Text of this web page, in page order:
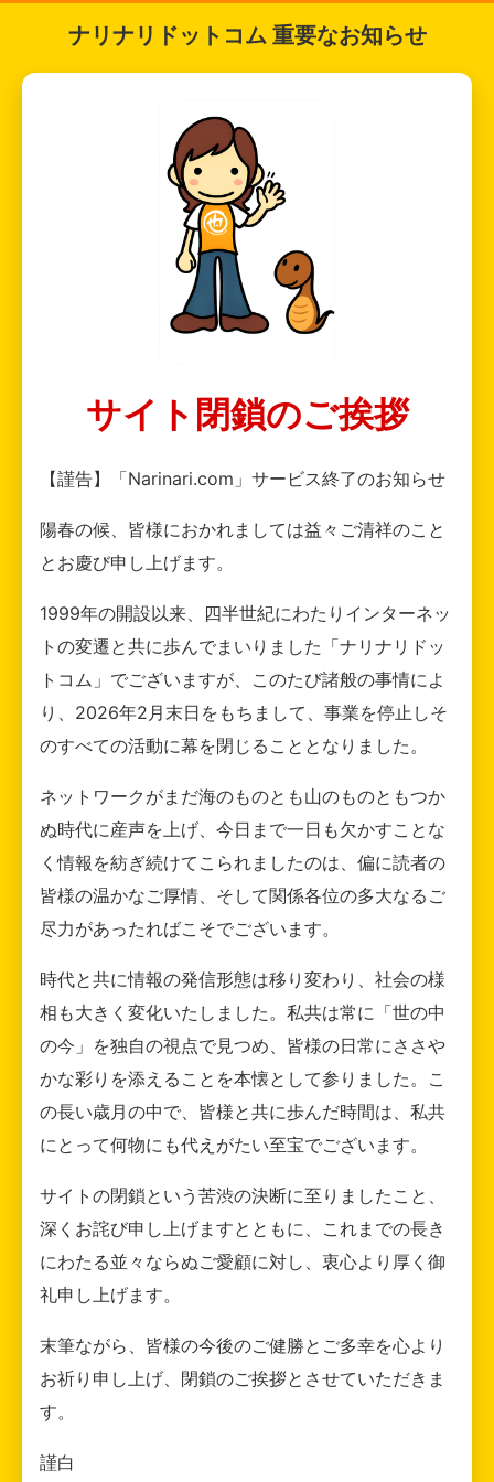
ナリナリドットコム 重要なお知らせ
サイト閉鎖のご挨拶
【謹告】「Narinari.com」サービス終了のお知らせ
陽春の候、皆様におかれましては益々ご清祥のこと
とお慶び申し上げます。
1999年の開設以来、四半世紀にわたりインターネッ
トの変遷と共に歩んでまいりました「ナリナリドッ
トコム」でございますが、このたび諸般の事情によ
り、2026年2月末日をもちまして、事業を停止しそ
のすべての活動に幕を閉じることとなりました。
ネットワークがまだ海のものとも山のものともつか
ぬ時代に産声を上げ、今日まで一日も欠かすことな
く情報を紡ぎ続けてこられましたのは、偏に読者の
皆様の温かなご厚情、そして関係各位の多大なるご
尽力があったればこそでございます。
時代と共に情報の発信形態は移り変わり、社会の様
相も大きく変化いたしました。私共は常に「世の中
の今」を独自の視点で見つめ、皆様の日常にささや
かな彩りを添えることを本懐として参りました。こ
の長い歳月の中で、皆様と共に歩んだ時間は、私共
にとって何物にも代えがたい至宝でございます。
サイトの閉鎖という苦渋の決断に至りましたこと、
深くお詫び申し上げますとともに、これまでの長き
にわたる並々ならぬご愛顧に対し、衷心より厚く御
礼申し上げます。
末筆ながら、皆様の今後のご健勝とご多幸を心より
お祈り申し上げ、閉鎖のご挨拶とさせていただきま
す。
謹白